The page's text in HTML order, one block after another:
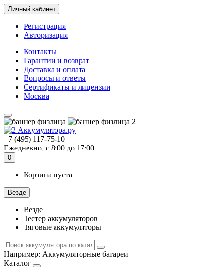
Личный кабинет
Регистрация
Авторизация
Контакты
Гарантии и возврат
Доставка и оплата
Вопросы и ответы
Сертификаты и лицензии
Москва
+7 (495) 117-75-10
Ежедневно, с 8:00 до 17:00
0
Корзина пуста
Везде
Везде
Тестер аккумуляторов
Тяговые аккумуляторы
Например: Аккумуляторные батареи
Каталог